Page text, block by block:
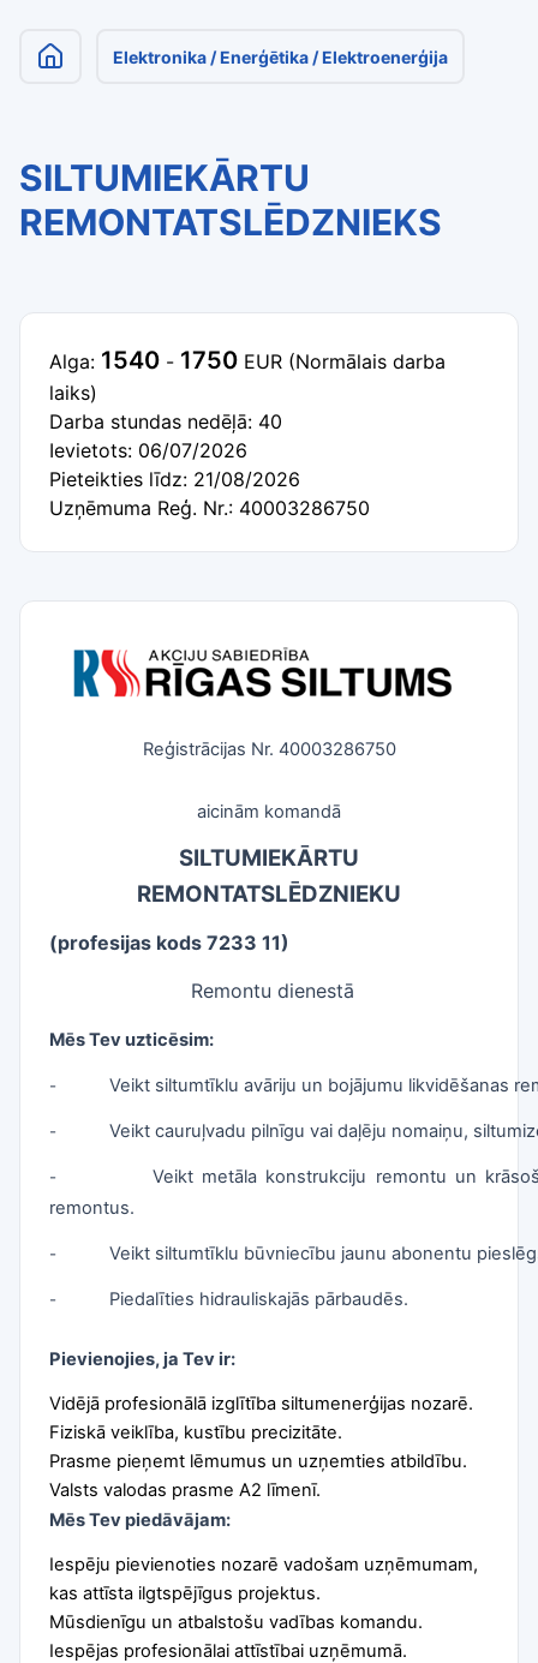
Elektronika / Enerģētika / Elektroenerģija
SILTUMIEKĀRTU
REMONTATSLĒDZNIEKS
Reģistrācijas Nr. 40003286750
aicinām komandā
SILTUMIEKĀRTU
REMONTATSLĒDZNIEKU
(profesijas kods 7233 11)
Remontu dienestā
Mēs Tev uzticēsim:
- Veikt siltumtīklu avāriju un bojājumu likvidēšanas
- Veikt cauruļvadu pilnīgu vai daļēju nomaiņu,
- Veikt metāla konstrukciju remontu un
remontus.
- Veikt siltumtīklu būvniecību jaunu abonentu
- Piedalīties hidrauliskajās pārbaudēs.
Pievienojies, ja Tev ir:
Vidējā profesionālā izglītība siltumenerģijas nozarē.
Fiziskā veiklība, kustību precizitāte.
Prasme pieņemt lēmumus un uzņemties atbildību.
Valsts valodas prasme A2 līmenī.
Mēs Tev piedāvājam:
Iespēju pievienoties nozarē vadošam uzņēmumam,
kas attīsta ilgtspējīgus projektus.
Mūsdienīgu un atbalstošu vadības komandu.
Iespējas profesionālai attīstībai uzņēmumā.
Alga: 1540 - 1750 EUR (Normālais darba
laiks)
Darba stundas nedēļā: 40
Ievietots: 06/07/2026
Pieteikties līdz: 21/08/2026
Uzņēmuma Reģ. Nr.: 40003286750